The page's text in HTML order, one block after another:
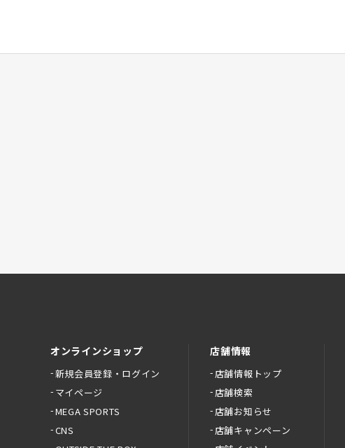
オンラインショップ
新規会員登録・ログイン
マイページ
MEGA SPORTS
CNS
店舗情報
店舗情報トップ
店舗検索
店舗お知らせ
店舗キャンペーン